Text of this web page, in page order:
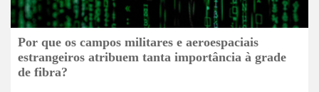
Por que os campos militares e aeroespaciais
estrangeiros atribuem tanta importância à grade
de fibra?